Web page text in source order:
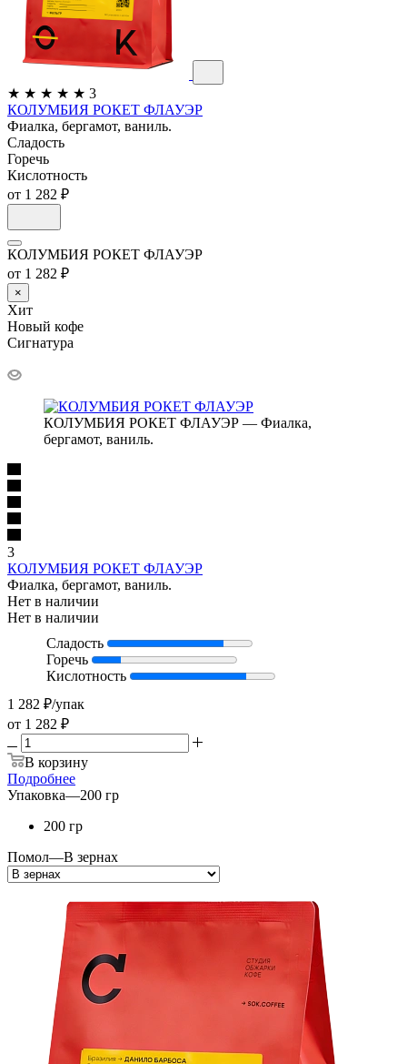
★ ★ ★ ★ ★ 3
КОЛУМБИЯ РОКЕТ ФЛАУЭР
Фиалка, бергамот, ваниль.
Сладость
Горечь
Кислотность
от 1 282 ₽
КОЛУМБИЯ РОКЕТ ФЛАУЭР
от 1 282 ₽
×
Хит
Новый кофе
Сигнатура
КОЛУМБИЯ РОКЕТ ФЛАУЭР — Фиалка,
бергамот, ваниль.
3
КОЛУМБИЯ РОКЕТ ФЛАУЭР
Фиалка, бергамот, ваниль.
Нет в наличии
Нет в наличии
Сладость
Горечь
Кислотность
1 282 ₽/упак
от 1 282 ₽
В корзину
Подробнее
Упаковка—200 гр
200 гр
Помол—В зернах